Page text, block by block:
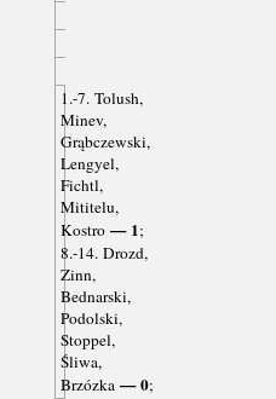
1.-7. Tolush,
Minev,
Grąbczewski,
Lengyel,
Fichtl,
Mititelu,
Kostro— 1;
8.-14. Drozd,
Zinn,
Bednarski,
Podolski,
Stoppel,
Śliwa,
Brzózka— 0;